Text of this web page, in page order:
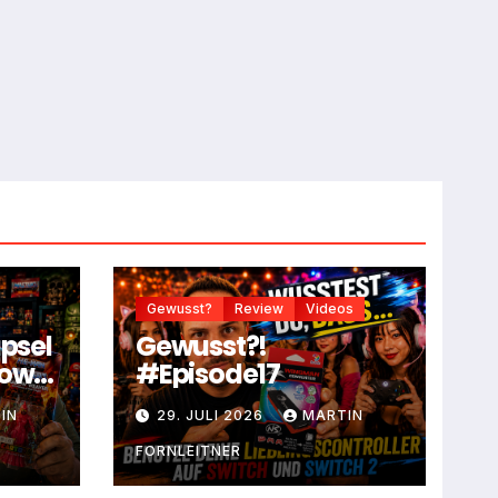
Gewusst? Review Videos
Gewusst?!
#Episode17
29. JULI 2026 MARTIN
FORNLEITNER